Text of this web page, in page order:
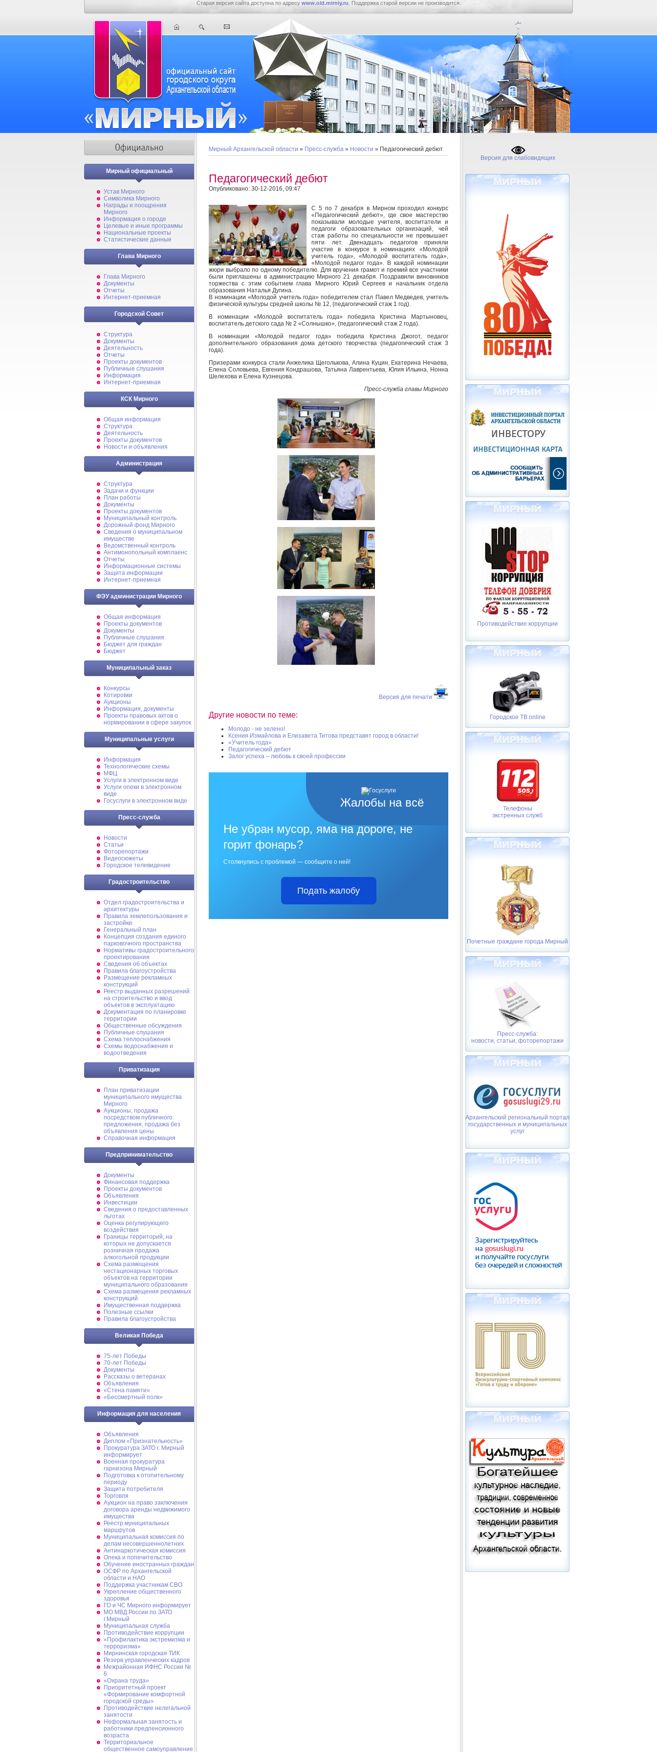
Старая версия сайта доступна по адресу www.old.mirniy.ru . Поддержка старой версии не производится.
Мирный официальный
Устав Мирного
Символика Мирного
Награды и поощрения
Мирного
Информация о городе
Целевые и иные программы
Национальные проекты
Статистические данные
Глава Мирного
Глава Мирного
Документы
Отчеты
Интернет-приемная
Городской Совет
Структура
Документы
Деятельность
Отчеты
Проекты документов
Публичные слушания
Информация
Интернет-приемная
КСК Мирного
Общая информация
Структура
Деятельность
Проекты документов
Новости и объявления
Администрация
Структура
Задачи и функции
План работы
Документы
Проекты документов
Муниципальный контроль
Дорожный фонд Мирного
Cведения о муниципальном
имуществе
Ведомственный контроль
Антимонопольный комплаенс
Отчеты
Информационные системы
Защита информации
Интернет-приемная
ФЭУ администрации Мирного
Общая информация
Проекты документов
Документы
Публичные слушания
Бюджет для граждан
Бюджет
Муниципальный заказ
Конкурсы
Котировки
Аукционы
Информация, документы
Проекты правовых актов о
нормировании в сфере закупок
Муниципальные услуги
Информация
Технологические схемы
МФЦ
Услуги в электронном виде
Услуги опеки в электронном
виде
Госуслуги в электронном виде
Пресс-служба
Новости
Статьи
Фоторепортажи
Видеосюжеты
Городское телевидение
Градостроительство
Отдел градостроительства и
архитектуры
Правила землепользования и
застройки
Генеральный план
Концепция создания единого
парковочного пространства
Нормативы градостроительного
проектирования
Сведения об объектах
Правила благоустройства
Размещение рекламных
конструкций
Реестр выданных разрешений
на строительство и ввод
объектов в эксплуатацию
Документация по планировке
территории
Общественные обсуждения
Публичные слушания
Схема теплоснабжения
Схемы водоснабжения и
водоотведения
Приватизация
План приватизации
муниципального имущества
Мирного
Аукционы, продажа
посредством публичного
предложения, продажа без
объявления цены
Справочная информация
Предпринимательство
Документы
Финансовая поддержка
Проекты документов
Объявления
Инвестиции
Сведения о предоставленных
льготах
Оценка регулирующего
воздействия
Границы территорий, на
которых не допускается
розничная продажа
алкогольной продукции
Схема размещения
нестационарных торговых
объектов на территории
муниципального образования
Схема размещения рекламных
конструкций
Имущественная поддержка
Полезные ссылки
Правила благоустройства
Великая Победа
75-лет Победы
70-лет Победы
Документы
Рассказы о ветеранах
Объявления
«Стена памяти»
«Бессмертный полк»
Информация для населения
Объявления
Диплом «Признательность»
Прокуратура ЗАТО г. Мирный
информирует
Военная прокуратура
гарнизона Мирный
Подготовка к отопительному
периоду
Защита потребителя
Торговля
Аукцион на право заключения
договора аренды недвижимого
имущества
Реестр муниципальных
маршрутов
Муниципальная комиссия по
делам несовершеннолетних
Антинаркотическая комиссия
Опека и попечительство
Обучение иностранных граждан
ОСФР по Архангельской
области и НАО
Поддержка участникам СВО
Укрепление общественного
здоровья
ГО и ЧС Мирного информирует
МО МВД России по ЗАТО
г.Мирный
Муниципальная cлужба
Противодействие коррупции
«Профилактика экстремизма и
терроризма»
Мирнинская городская ТИК
Резерв управленческих кадров
Межрайонная ИФНС России №
6
«Охрана труда»
Приоритетный проект
«Формирование комфортной
городской среды»
Противодействие нелегальной
занятости
Неформальная занятость и
работники предпенсионного
возраста
Территориальное
общественное самоуправление
Мирный Архангельской области » Пресс-служба » Новости » Педагогический дебют
Педагогический дебют
Опубликовано: 30-12-2016, 09:47
С 5 по 7 декабря в Мирном проходил конкурс
«Педагогический дебют», где свое мастерство
показывали молодые учителя, воспитатели и
педагоги образовательных организаций, чей
стаж работы по специальности не превышает
пяти лет. Двенадцать педагогов приняли
участие в конкурсе в номинациях «Молодой
учитель года», «Молодой воспитатель года»,
«Молодой педагог года». В каждой номинации
жюри выбрало по одному победителю. Для вручения грамот и премий все участники
были приглашены в администрацию Мирного 21 декабря. Поздравили виновников
торжества с этим событием глава Мирного Юрий Сергеев и начальник отдела
образования Наталья Дугина.
В номинации «Молодой учитель года» победителем стал Павел Медведев, учитель
физической культуры средней школы № 12, (педагогический стаж 1 год).
В номинации «Молодой воспитатель года» победила Кристина Мартыновец,
воспитатель детского сада № 2 «Солнышко», (педагогический стаж 2 года).
В номинации «Молодой педагог года» победила Кристина Джогот, педагог
дополнительного образования дома детского творчества (педагогический стаж 3
года).
Призерами конкурса стали Анжелика Щеголькова, Алина Куцин, Екатерина Нечаева,
Елена Соловьева, Евгения Кондрашова, Татьяна Лаврентьева, Юлия Ильина, Нонна
Шелехова и Елена Кузнецова.
Пресс-служба главы Мирного
Версия для печати
Другие новости по теме:
Молодо - не зелено!
Ксения Измайлова и Елизавета Титова представят город в области!
«Учитель года»
Педагогический дебют
Залог успеха – любовь к своей профессии
Жалобы на всё
Не убран мусор, яма на дороге, не
горит фонарь?
Столкнулись с проблемой — сообщите о ней!
Подать жалобу
Версия для слабовидящих
Противодействие коррупции
Городское ТВ online
Телефоны
экстренных служб
Почетные граждане города Мирный
Пресс-служба:
новости, статьи, фоторепортажи
Архангельский региональный портал
государственных и муниципальных
услуг